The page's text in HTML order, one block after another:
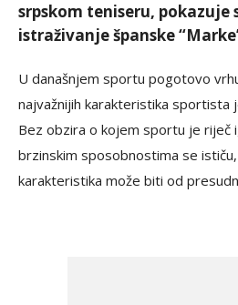
srpskom teniseru, pokazuje
istraživanje španske
U današnjem sportu pogotovo
najvažnijih karakteristika sportista
Bez obzira o kojem sportu je riječ
brzinskim sposobnostima se
karakteristika može biti od